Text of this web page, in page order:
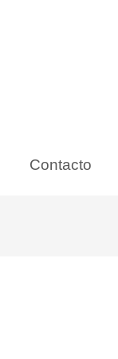
Contacto